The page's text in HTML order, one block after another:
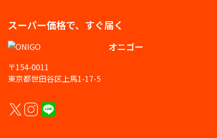
スーパー価格で、すぐ届く
オニゴー
〒154-0011
東京都世田谷区上馬1-17-5